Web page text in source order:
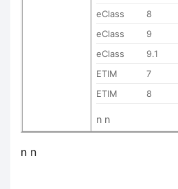
eClass
8
eClass
9
eClass
9.1
ETIM
7
ETIM
8
n n
n n